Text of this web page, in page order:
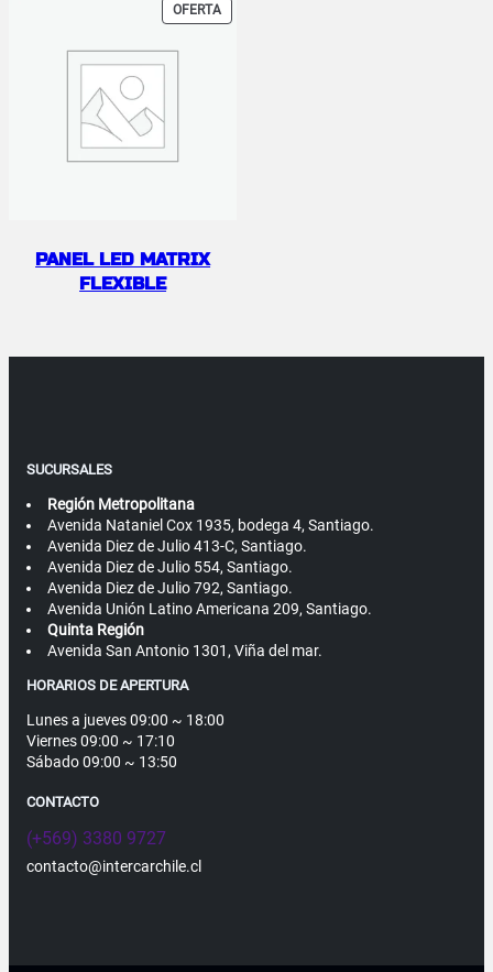
OFERTAPRODUCTO
EN
PANEL LED MATRIX
FLEXIBLE
SUCURSALES
Región Metropolitana
Avenida Nataniel Cox 1935, bodega 4, Santiago.
Avenida Diez de Julio 413-C, Santiago.
Avenida Diez de Julio 554, Santiago.
Avenida Diez de Julio 792, Santiago.
Avenida Unión Latino Americana 209, Santiago.
Quinta Región
Avenida San Antonio 1301, Viña del mar.
HORARIOS DE APERTURA
Lunes a jueves 09:00 ~ 18:00
Viernes 09:00 ~ 17:10
Sábado 09:00 ~ 13:50
CONTACTO
(+569) 3380 9727
contacto@intercarchile.cl